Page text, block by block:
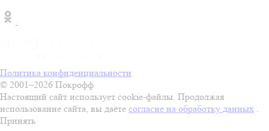
Политика конфиденциальности
© 2001–2026 Покрофф
Настоящий сайт использует cookie-файлы. Продолжая
использование сайта, вы даёте согласие на обработку данных .
Принять